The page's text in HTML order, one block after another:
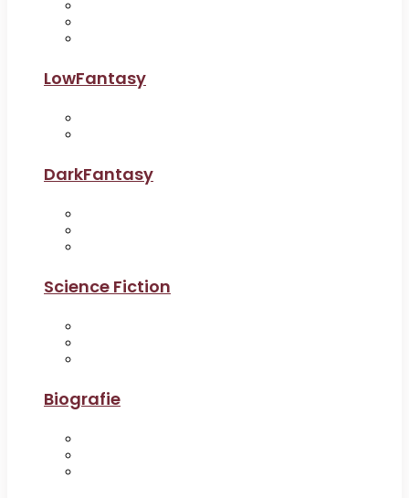
LowFantasy
DarkFantasy
Science Fiction
Biografie